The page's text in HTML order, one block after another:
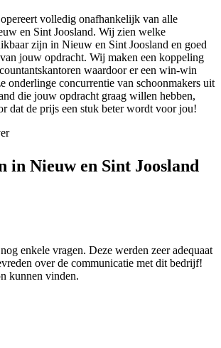
volledig onafhankelijk van alle
en Sint Joosland. Wij zien welke
zijn in Nieuw en Sint Joosland en goed
jouw opdracht. Wij maken een koppeling
waardoor er een win-win
onderlinge concurrentie van schoonmakers uit
die jouw opdracht graag willen hebben,
dat de prijs een stuk beter wordt voor jou!
in Nieuw en Sint Joosland
enkele vragen. Deze werden zeer adequaat
over de communicatie met dit bedrijf!
kunnen vinden.